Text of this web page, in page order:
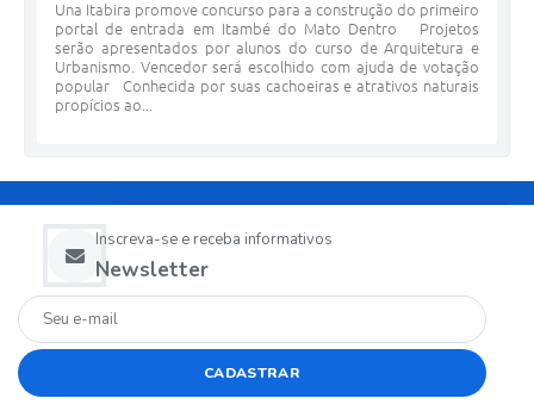
Una Itabira promove concurso para a construção do primeiro
portal de entrada em Itambé do Mato Dentro Projetos
serão apresentados por alunos do curso de Arquitetura e
Urbanismo. Vencedor será escolhido com ajuda de votação
popular Conhecida por suas cachoeiras e atrativos naturais
propícios ao...
Newsletter
Inscreva-se e receba informativos
CADASTRAR